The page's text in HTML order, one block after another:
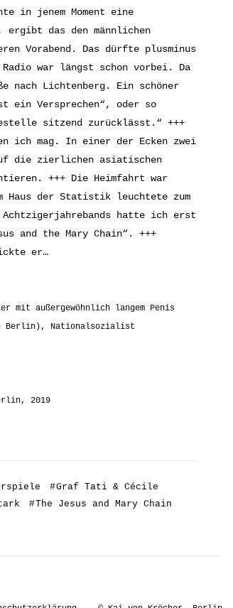
in jenem Moment eine
ergibt das den männlichen
Vorabend. Das dürfte plusminus
war längst schon vorbei. Da
nach Lichtenberg. Ein schöner
ein Versprechen“, oder so
sitzend zurücklässt.“ +++
ich mag. In einer der Ecken zwei
die zierlichen asiatischen
+++ Die Heimfahrt war
Haus der Statistik leuchtete zum
hatte ich erst
and the Mary Chain“. +++
er…
außergewöhnlich langem Penis
Berlin), Nationalsozialist
2019
#Graf Tati & Cécile
#The Jesus and Mary Chain